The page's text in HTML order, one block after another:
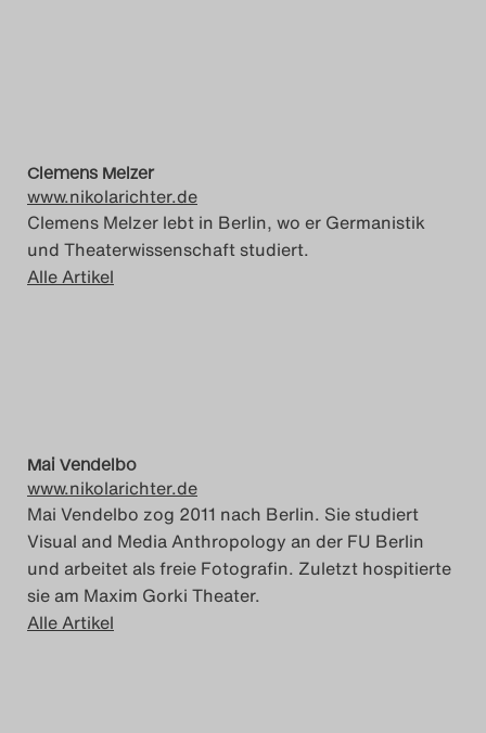
Clemens Melzer
www.nikolarichter.de
Clemens Melzer lebt in Berlin, wo er Germanistik
und Theaterwissenschaft studiert.
Alle Artikel
Mai Vendelbo
www.nikolarichter.de
Mai Vendelbo zog 2011 nach Berlin. Sie studiert
Visual and Media Anthropology an der FU Berlin
und arbeitet als freie Fotografin. Zuletzt hospitierte
sie am Maxim Gorki Theater.
Alle Artikel